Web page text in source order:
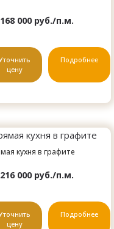
000 руб./п.м.
цену
Подробнее
кухня в графите
000 руб./п.м.
цену
Подробнее